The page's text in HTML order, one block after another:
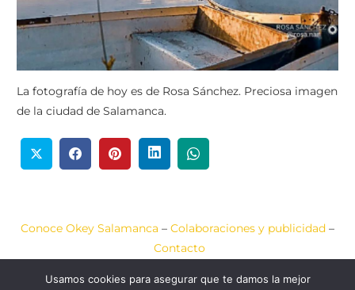
La fotografía de hoy es de Rosa Sánchez. Preciosa imagen
de la ciudad de Salamanca.
Conoce Okey Salamanca – Colaboraciones y publicidad –
Contacto
Aviso Legal –Política de Cookies–Política de Privacidad
Usamos cookies para asegurar que te damos la mejor